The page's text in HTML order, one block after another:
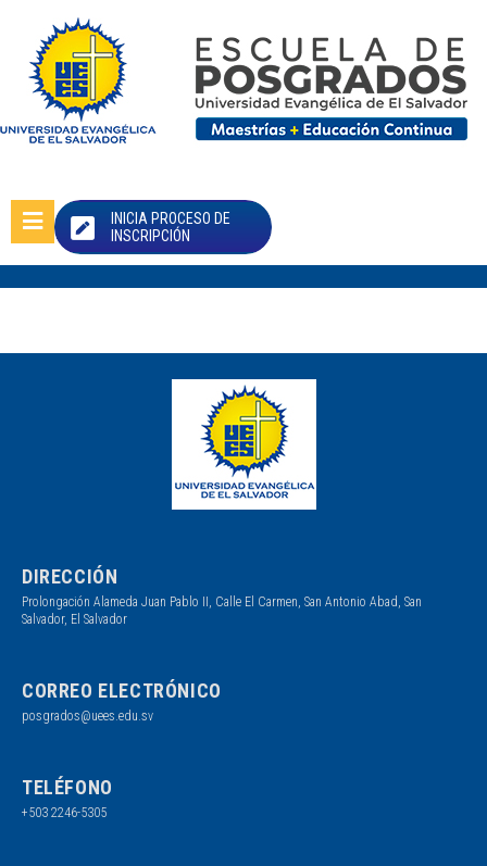
INICIA PROCESO DE
INSCRIPCIÓN
DIRECCIÓN
Prolongación Alameda Juan Pablo II, Calle El Carmen, San Antonio Abad, San
Salvador, El Salvador
CORREO ELECTRÓNICO
posgrados@uees.edu.sv
TELÉFONO
+503 2246-5305